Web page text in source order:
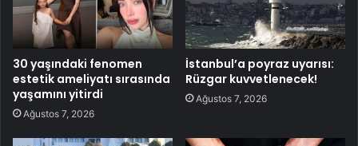
30 yaşındaki fenomen
estetik ameliyatı sırasında
yaşamını yitirdi
Ağustos 7, 2026
İstanbul’a poyraz uyarısı:
Rüzgar kuvvetlenecek!
Ağustos 7, 2026